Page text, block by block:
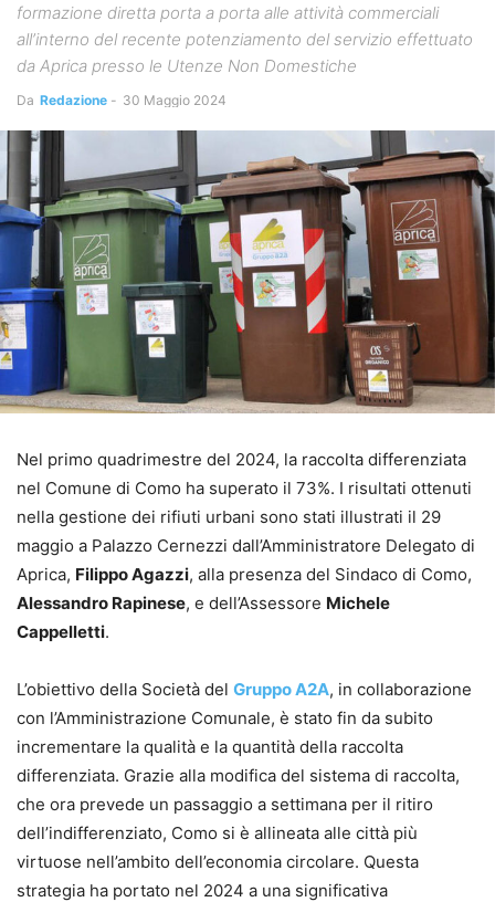
formazione diretta porta a porta alle attività commerciali
all’interno del recente potenziamento del servizio effettuato
da Aprica presso le Utenze Non Domestiche
Da Redazione - 30 Maggio 2024
Nel primo quadrimestre del 2024, la raccolta differenziata
nel Comune di Como ha superato il 73%. I risultati ottenuti
nella gestione dei rifiuti urbani sono stati illustrati il 29
maggio a Palazzo Cernezzi dall’Amministratore Delegato di
Aprica, Filippo Agazzi, alla presenza del Sindaco di Como,
Alessandro Rapinese, e dell’Assessore Michele
Cappelletti.
L’obiettivo della Società del Gruppo A2A, in collaborazione
con l’Amministrazione Comunale, è stato fin da subito
incrementare la qualità e la quantità della raccolta
differenziata. Grazie alla modifica del sistema di raccolta,
che ora prevede un passaggio a settimana per il ritiro
dell’indifferenziato, Como si è allineata alle città più
virtuose nell’ambito dell’economia circolare. Questa
strategia ha portato nel 2024 a una significativa